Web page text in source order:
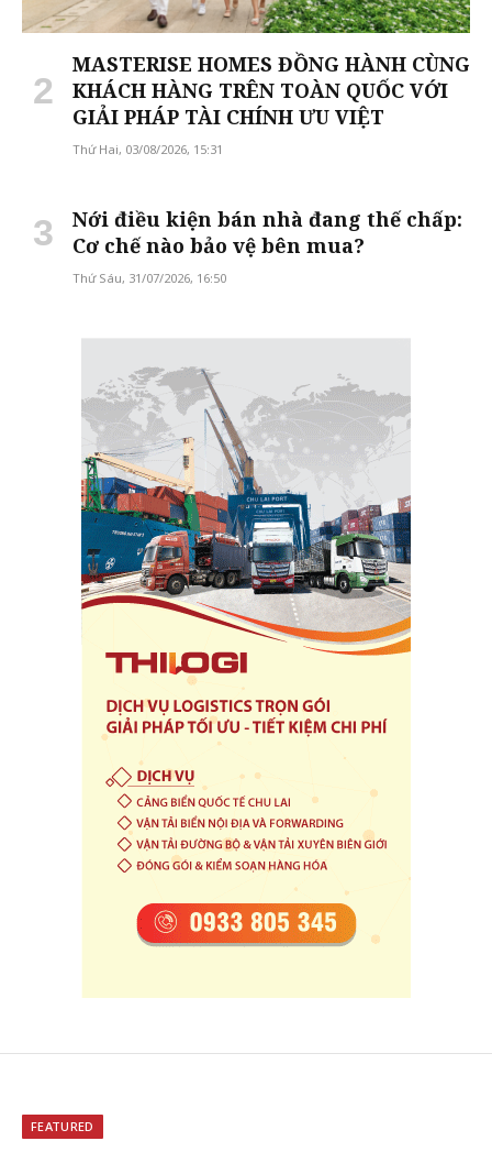
MASTERISE HOMES ĐỒNG HÀNH CÙNG
KHÁCH HÀNG TRÊN TOÀN QUỐC VỚI
GIẢI PHÁP TÀI CHÍNH ƯU VIỆT
Thứ Hai, 03/08/2026, 15:31
Nới điều kiện bán nhà đang thế chấp:
Cơ chế nào bảo vệ bên mua?
Thứ Sáu, 31/07/2026, 16:50
FEATURED